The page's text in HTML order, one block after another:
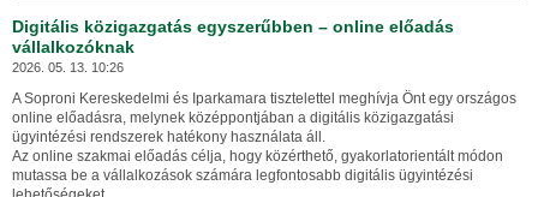
Digitális közigazgatás egyszerűbben – online előadás
vállalkozóknak
2026. 05. 13. 10:26
A Soproni Kereskedelmi és Iparkamara tisztelettel meghívja Önt egy országos
online előadásra, melynek középpontjában a digitális közigazgatási
ügyintézési rendszerek hatékony használata áll.
Az online szakmai előadás célja, hogy közérthető, gyakorlatorientált módon
mutassa be a vállalkozások számára legfontosabb digitális ügyintézési